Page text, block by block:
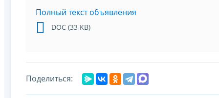
Полный текст объявления
DOC (33 KB)
Поделиться: